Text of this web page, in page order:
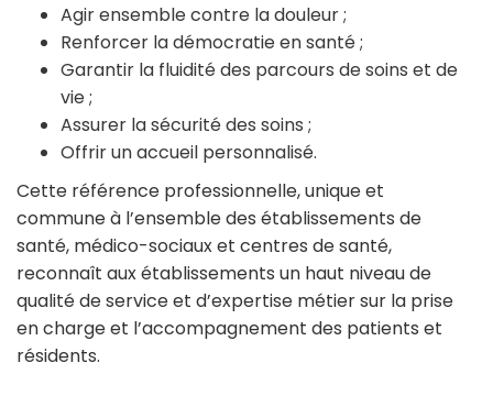
Agir ensemble contre la douleur ;
Renforcer la démocratie en santé ;
Garantir la fluidité des parcours de soins et de
vie ;
Assurer la sécurité des soins ;
Offrir un accueil personnalisé.
Cette référence professionnelle, unique et
commune à l’ensemble des établissements de
santé, médico-sociaux et centres de santé,
reconnaît aux établissements un haut niveau de
qualité de service et d’expertise métier sur la prise
en charge et l’accompagnement des patients et
résidents.